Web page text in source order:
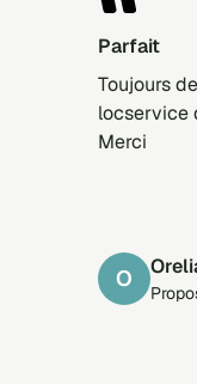
Parfait
Toujours
locservice
Merci
O